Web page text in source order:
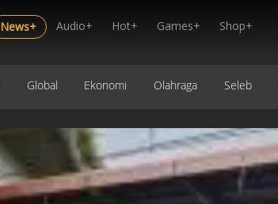
News+ Audio+ Hot+ Games+ Shop+
Global Ekonomi Olahraga Seleb